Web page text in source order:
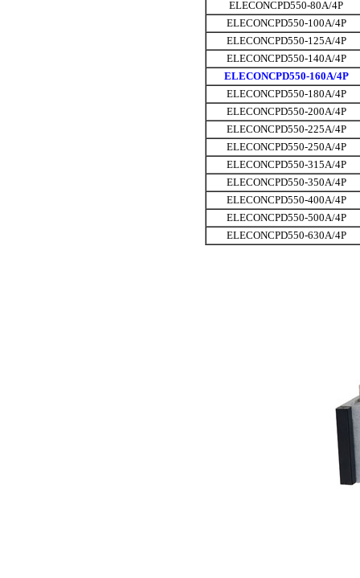
ELECONCPD550-80A/4P
ELECONCPD550-100A/4P
ELECONCPD550-125A/4P
ELECONCPD550-140A/4P
ELECONCPD550-160A/4P
ELECONCPD550-180A/4P
ELECONCPD550-200A/4P
ELECONCPD550-225A/4P
ELECONCPD550-250A/4P
ELECONCPD550-315A/4P
ELECONCPD550-350A/4P
ELECONCPD550-400A/4P
ELECONCPD550-500A/4P
ELECONCPD550-630A/4P